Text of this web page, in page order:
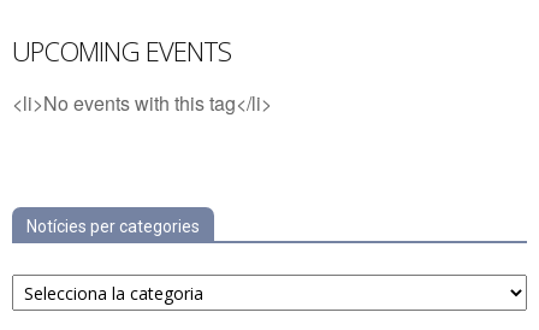
UPCOMING EVENTS
<li>No events with this tag</li>
Notícies per categories
Notícies
per